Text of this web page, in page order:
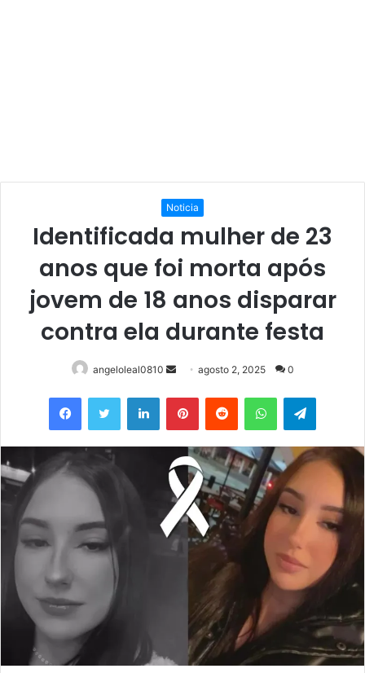
Noticia
Identificada mulher de 23
anos que foi morta após
jovem de 18 anos disparar
contra ela durante festa
angeloleal0810
Mande
e-
agosto 2, 2025 0
FacebookTwitter LinkedinPinterestReddit WhatsAppTelegram